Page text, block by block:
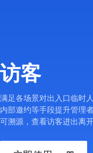
访客
满足各场景对出入口临时
内部邀约等手段提升管理
可溯源，查看访客进出离